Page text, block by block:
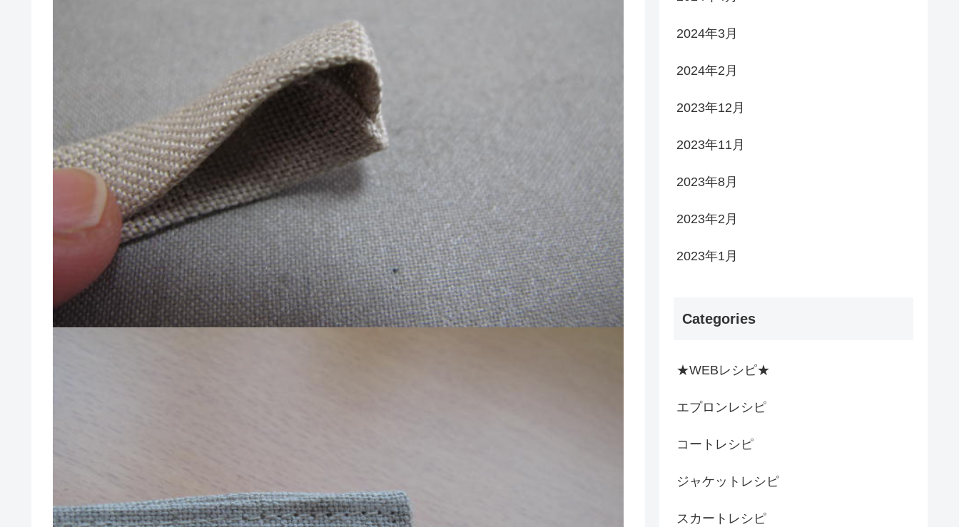
2024年3月
2024年2月
2023年12月
2023年11月
2023年8月
2023年2月
2023年1月
Categories
★WEBレシピ★
エプロンレシピ
コートレシピ
ジャケットレシピ
スカートレシピ